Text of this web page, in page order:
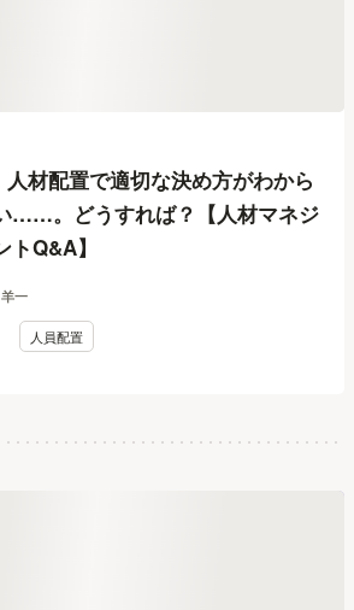
人材配置で適切な決め方がわから
……。どうすれば？【人材マネジ
トQ&A】
一
人員配置